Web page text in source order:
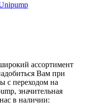
ассортимент
Вам при
с переходом на
, значительная
в наличии: